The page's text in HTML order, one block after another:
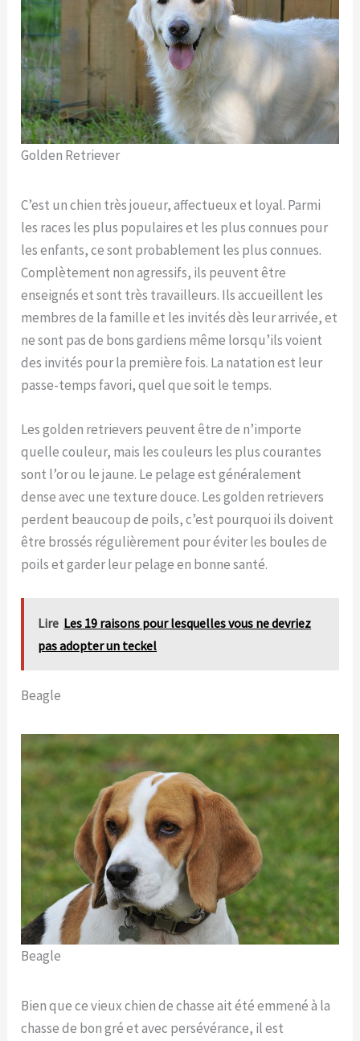
Golden Retriever
C’est un chien très joueur, affectueux et loyal. Parmi
les races les plus populaires et les plus connues pour
les enfants, ce sont probablement les plus connues.
Complètement non agressifs, ils peuvent être
enseignés et sont très travailleurs. Ils accueillent les
membres de la famille et les invités dès leur arrivée, et
ne sont pas de bons gardiens même lorsqu’ils voient
des invités pour la première fois. La natation est leur
passe-temps favori, quel que soit le temps.
Les golden retrievers peuvent être de n’importe
quelle couleur, mais les couleurs les plus courantes
sont l’or ou le jaune. Le pelage est généralement
dense avec une texture douce. Les golden retrievers
perdent beaucoup de poils, c’est pourquoi ils doivent
être brossés régulièrement pour éviter les boules de
poils et garder leur pelage en bonne santé.
Lire Les 19 raisons pour lesquelles vous ne devriez
pas adopter un teckel
Beagle
Beagle
Bien que ce vieux chien de chasse ait été emmené à la
chasse de bon gré et avec persévérance, il est